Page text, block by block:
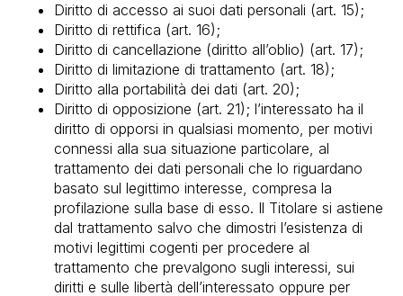
Diritto di accesso ai suoi dati personali (art. 15);
Diritto di rettifica (art. 16);
Diritto di cancellazione (diritto all’oblio) (art. 17);
Diritto di limitazione di trattamento (art. 18);
Diritto alla portabilità dei dati (art. 20);
Diritto di opposizione (art. 21); l’interessato ha il
diritto di opporsi in qualsiasi momento, per motivi
connessi alla sua situazione particolare, al
trattamento dei dati personali che lo riguardano
basato sul legittimo interesse, compresa la
profilazione sulla base di esso. Il Titolare si astiene
dal trattamento salvo che dimostri l’esistenza di
motivi legittimi cogenti per procedere al
trattamento che prevalgono sugli interessi, sui
diritti e sulle libertà dell’interessato oppure per